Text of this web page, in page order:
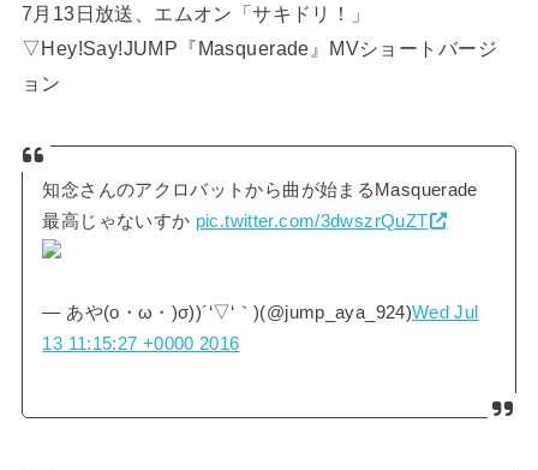
7月13日放送、エムオン「サキドリ！」
▽Hey!Say!JUMP『Masquerade』MVショートバージ
ョン
知念さんのアクロバットから曲が始まるMasquerade
最高じゃないすか pic.twitter.com/3dwszrQuZT
— あや(o・ω・)σ))´‘▽‘｀)(@jump_aya_924)Wed Jul
13 11:15:27 +0000 2016